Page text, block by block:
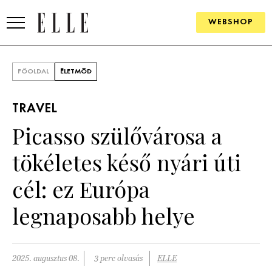
WEBSHOP
SZÉPSÉG
PSZICHÉ
PÁRKAPCSOLAT
FŐOLDAL ÉLETMÓD
TRAVEL
Picasso szülővárosa a
tökéletes késő nyári úti
cél: ez Európa
legnaposabb helye
2025. augusztus 08. 3 perc olvasás ELLE